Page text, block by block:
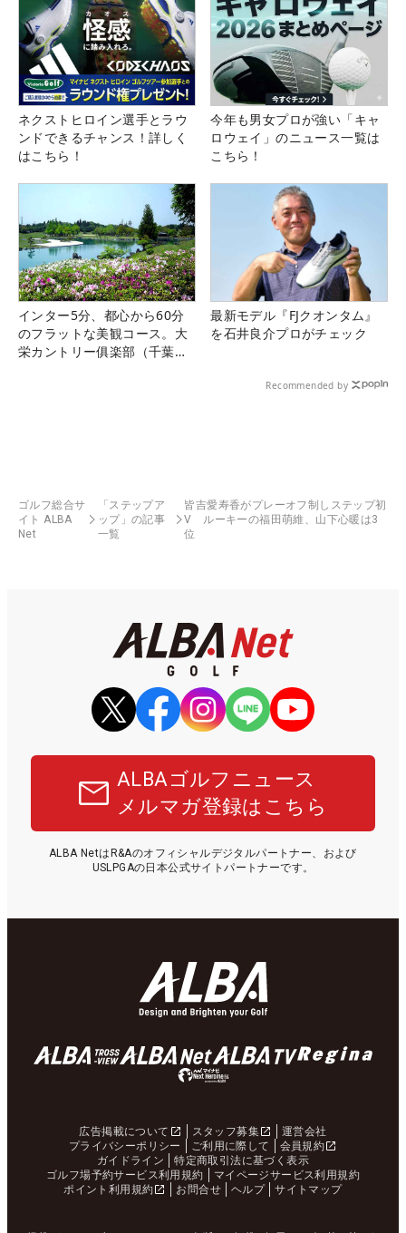
ネクストヒロイン選手とラウ
ンドできるチャンス！詳しく
はこちら！
今年も男女プロが強い「キャ
ロウェイ」のニュース一覧は
こちら！
インター5分、都心から60分
のフラットな美観コース。大
栄カントリー俱楽部（千葉
最新モデル『FJクオンタム』
を石井良介プロがチェック
Recommended by
ゴルフ総合サ
イト ALBA
Net
「ステップア
ップ」の記事
一覧
皆吉愛寿香がプレーオフ制しステップ初
V ルーキーの福田萌維、山下心暖は3
位
ALBAゴルフニュース
メルマガ登録はこちら
ALBA NetはR&Aのオフィシャルデジタルパートナー、および
USLPGAの日本公式サイトパートナーです。
広告掲載について スタッフ募集
運営会社
プライバシーポリシー
ご利用に際して
会員規約
ガイドライン
特定商取引法に基づく表示
ゴルフ場予約サービス利用規約
マイページサービス利用規約
ポイント利用規約
お問合せ ヘルプ サイトマップ